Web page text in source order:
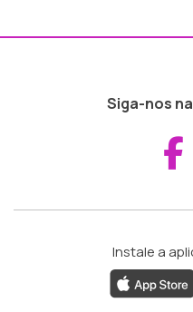
Siga-nos
Instale a